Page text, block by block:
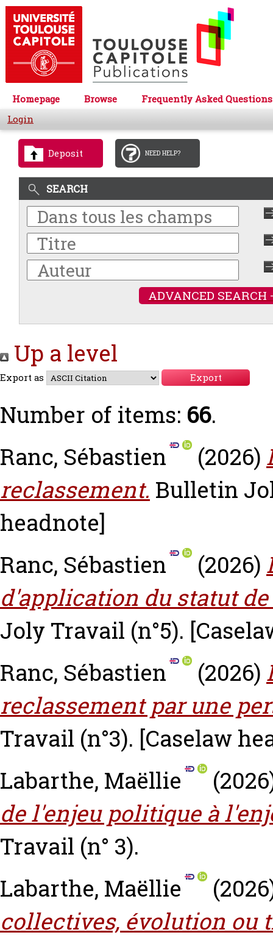
Homepage Browse
Frequently Asked Questions
Login
Deposit NEED HELP?
SEARCH
ADVANCED SEARCH
Up a level
Export as
Number of items: 66.
Ranc, Sébastien
(2026)
reclassement. Bulletin
headnote]
Ranc, Sébastien
(2026)
d'application du statut
Joly Travail (n°5).
Ranc, Sébastien
(2026)
reclassement par une
Travail (n°3). [Caselaw
Labarthe, Maëllie
de l'enjeu politique à
Travail (n° 3).
Labarthe, Maëllie
collectives, évolution ou